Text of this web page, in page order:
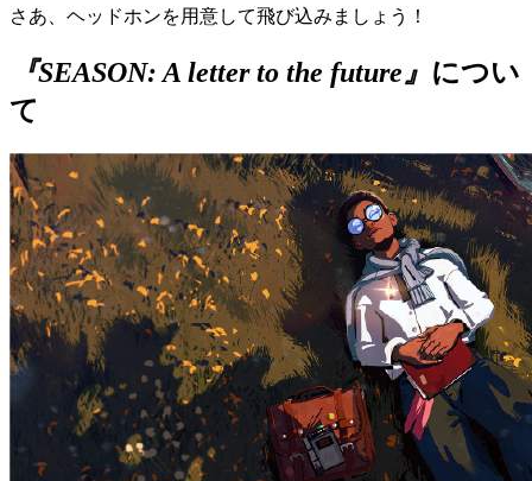
さあ、ヘッドホンを用意して飛び込みましょう！
『SEASON: A letter to the future』 につい
て